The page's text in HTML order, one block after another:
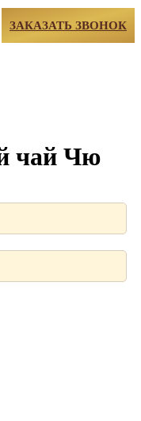
ЗАКАЗАТЬ ЗВОНОК
чай Чю